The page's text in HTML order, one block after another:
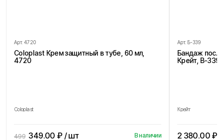
Арт. 4720
Coloplast Крем защитный в тубе, 60 мл,
4720
Coloplast
499 349.00 ₽ / шт В наличии
Арт. Б-339
Бандаж
Крейт, В-
Крейт
2 380.00₽ /